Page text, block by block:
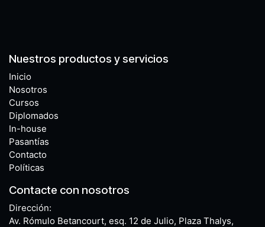
Nuestros productos y servicios
Inicio
Nosotros
Cursos
Diplomados
In-house
Pasantías
Contacto
Políticas
Contacte con nosotros
Dirección:
Av. Rómulo Betancourt, esq. 12 de Julio, Plaza Thalys,